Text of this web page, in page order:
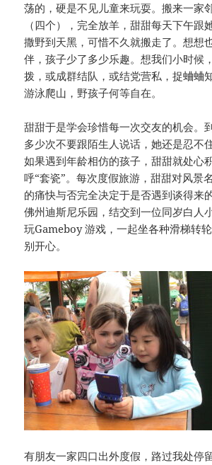
荡的，硬是不见儿童来玩耍。搬来一家
（四个），完全放羊，甜甜每天下午跟
撒野到天黑，可惜不久就搬走了。想想
伴，孩子少了多少乐趣。想我们小时候
拨，或成群结队，或结党营私，捉蛐蛐
游泳爬山，野孩子何等自在。
甜甜于是学会珍惜每一次交友的机会。
多少次不要跟陌生人说话，她还是忍不
如果遇到年龄相仿的孩子，甜甜就处心
呼“套瓷”。每次度假旅游，甜甜对风景
的痛快与否完全决定于是否遇到谈得来
佛州迪斯尼乐园，结交到一位同岁白人
玩Gameboy 游戏，一起坐各种滑梯转
别开心。
有朋友一家四口出外度假，路过我处停